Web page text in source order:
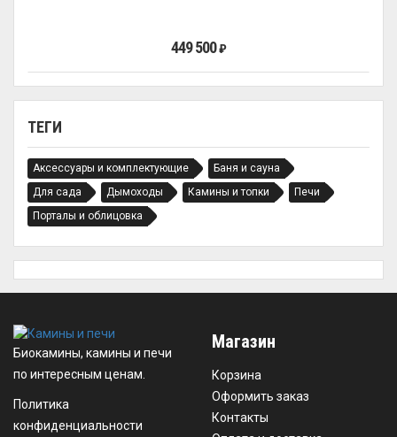
ТЕГИ
Аксессуары и комплектующие
Баня и сауна
Для сада
Дымоходы Камины и топки
Печи
Порталы и облицовка
449 500₽
Биокамины, камины и печи
по интересным ценам.
Политика
конфиденциальности
Магазин
Корзина
Оформить заказ
Контакты